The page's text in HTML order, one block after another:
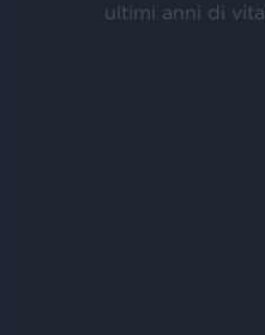
ultimi anni di vita.